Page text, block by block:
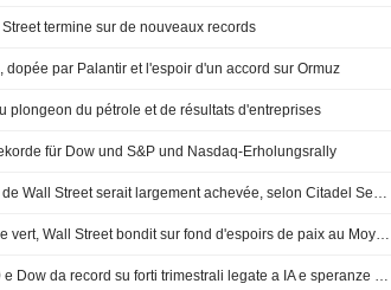
termine sur de nouveaux records
dopée par Palantir et l'espoir d'un accord sur Ormuz
plongeon du pétrole et de résultats d'entreprises
für Dow und S&P und Nasdaq-Erholungsrally
La purge technique de Wall Street serait largement achevée, selon Citadel Securities
L'Europe finit dans le vert, Wall Street bondit sur fond d'espoirs de paix au Moyen-Orient
Borsa Usa S&P 500 e Dow da record su forti trimestrali legate a IA e speranze accordo Iran